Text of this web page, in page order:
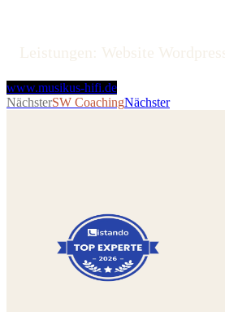
Leistungen: Website
www.musikus-hifi.de
NächsterSW CoachingNächster